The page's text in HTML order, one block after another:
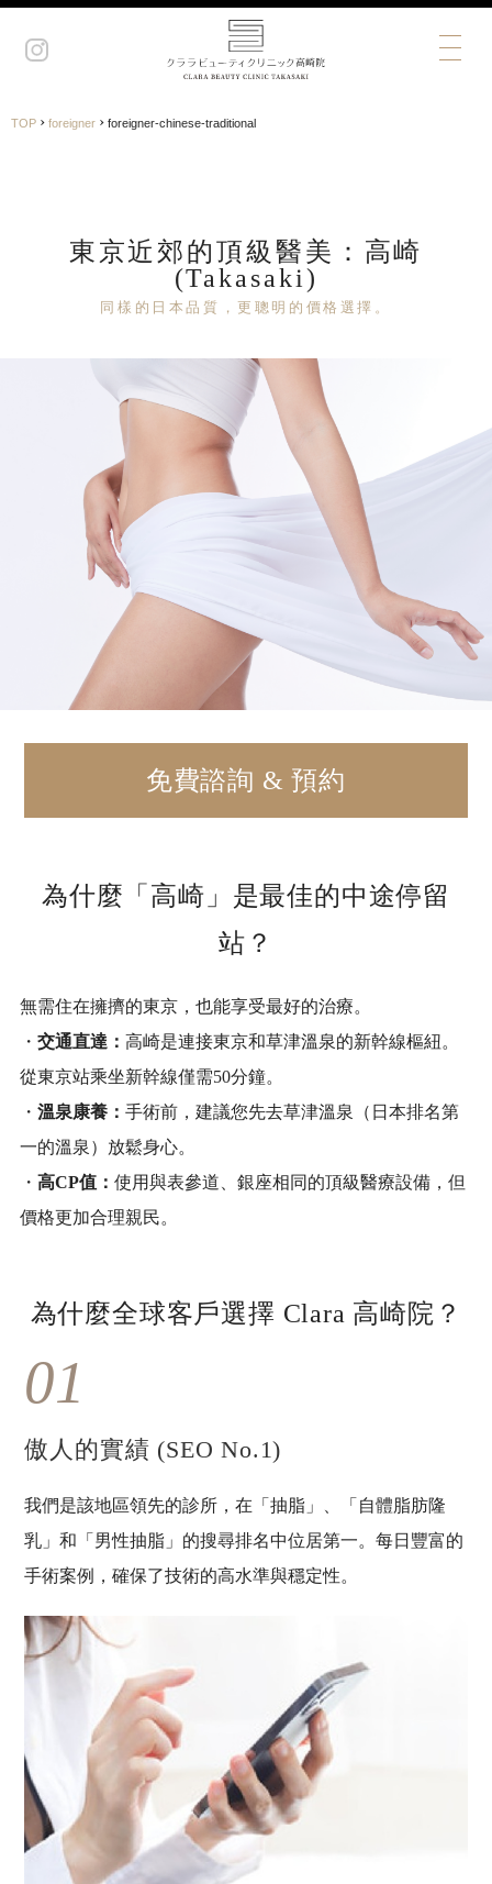
TOP › foreigner › foreigner-chinese-traditional
東京近郊的頂級醫美：高崎
(Takasaki)
同樣的日本品質，更聰明的價格選擇。
免費諮詢 & 預約
為什麼「高崎」是最佳的中途停留
站？
無需住在擁擠的東京，也能享受最好的治療。
・ 交通直達： 高崎是連接東京和草津溫泉的新幹線樞紐。
從東京站乘坐新幹線僅需50分鐘。
・ 溫泉康養： 手術前，建議您先去草津溫泉（日本排名第
一的溫泉）放鬆身心。
・ 高CP值： 使用與表參道、銀座相同的頂級醫療設備，但
價格更加合理親民。
為什麼全球客戶選擇 Clara 高崎院？
01
傲人的實績 (SEO No.1)
我們是該地區領先的診所，在「抽脂」、「自體脂肪隆
乳」和「男性抽脂」的搜尋排名中位居第一。每日豐富的
手術案例，確保了技術的高水準與穩定性。